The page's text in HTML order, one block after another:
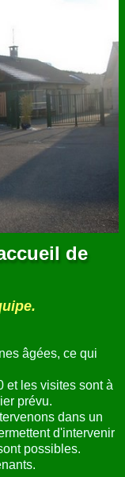
de
âgées, ce qui
et les visites sont à
prévu.
dans un
d'intervenir
possibles.